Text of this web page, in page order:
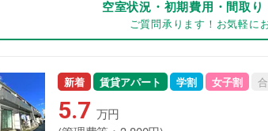
空室状況・初期費用・間取
ご質問承ります！お気軽に
新着 賃貸アパート 学割 女子割
5.7 万円